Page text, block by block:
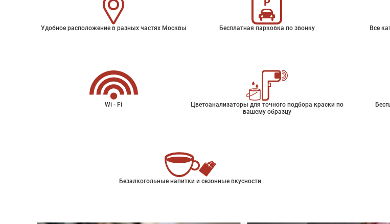
Удобное расположение в разных частях Москвы Бесплатная парковка по звонку Все
Wi - Fi
Цветоанализаторы для точного подбора краски по
вашему образцу
Безалкогольные напитки и сезонные вкусности